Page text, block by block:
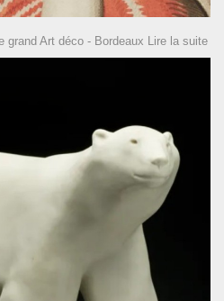
grand Art déco - Bordeaux Lire la suite